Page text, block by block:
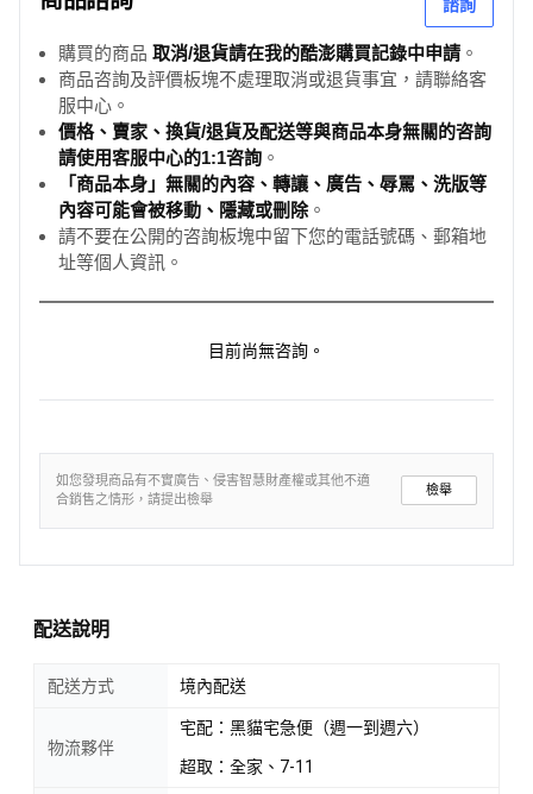
諮詢
購買的商品 取消/退貨請在我的酷澎購買記錄中申請 。
商品咨詢及評價板塊不處理取消或退貨事宜，請聯絡客
服中心。
價格、賣家、換貨/退貨及配送等與商品本身無關的咨詢
請使用客服中心的1:1咨詢 。
「商品本身」無關的內容、轉讓、廣告、辱罵、洗版等
內容可能會被移動、隱藏或刪除。
請不要在公開的咨詢板塊中留下您的電話號碼、郵箱地
址等個人資訊。
目前尚無咨詢。
如您發現商品有不實廣告、侵害智慧財產權或其他不適
合銷售之情形，請提出檢舉
檢舉
配送說明
配送方式 境內配送
物流夥伴
宅配：黑貓宅急便（週一到週六）
超取：全家、7-11